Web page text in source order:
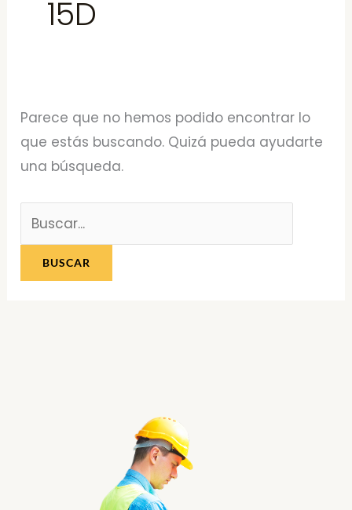
15D
Parece que no hemos podido encontrar lo
que estás buscando. Quizá pueda ayudarte
una búsqueda.